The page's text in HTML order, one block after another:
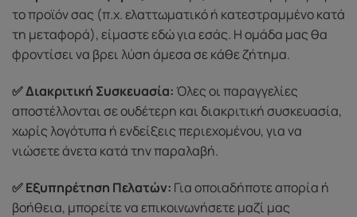
το προϊόν σας (π.χ. ελαττωματικό ή κατεστραμμένο κατά
τη μεταφορά), είμαστε εδώ για εσάς. Η ομάδα μας θα
φροντίσει να βρει λύση άμεσα σε κάθε ζήτημα.
✅ Διακριτική Συσκευασία:Όλες οι παραγγελίες
αποστέλλονται σε ουδέτερη και διακριτική συσκευασία,
χωρίς λογότυπα ή ενδείξεις περιεχομένου, για να
νιώσετε άνετα κατά την παραλαβή.
✅ Εξυπηρέτηση Πελατών: Για οποιαδήποτε απορία ή
βοήθεια, μπορείτε να επικοινωνήσετε μαζί μας